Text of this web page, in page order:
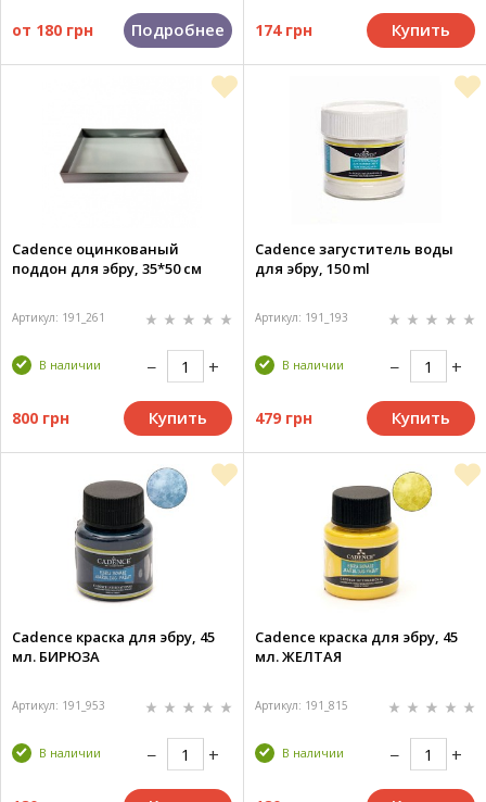
от 180 грн Подробнее 174 грн Купить
Cadence оцинкованый
поддон для эбру, 35*50 см
Артикул: 191_261
В наличии
800 грн Купить
Cadence загуститель воды
для эбру, 150 ml
Артикул: 191_193
В наличии
479 грн Купить
Cadence краска для эбру, 45
мл. БИРЮЗА
Артикул: 191_953
В наличии
Cadence краска для эбру, 45
мл. ЖЕЛТАЯ
Артикул: 191_815
В наличии